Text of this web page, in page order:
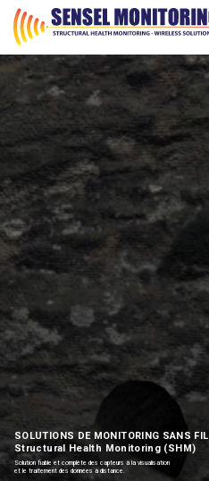
SOLUTIONS DE MONITORING SANS FIL
Structural Health Monitoring (SHM)
Solution fiable et complète des capteurs à la visualisation
et le traitement des données à distance.